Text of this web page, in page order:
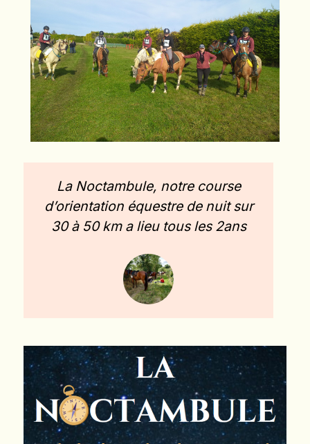
La Noctambule, notre course
d’orientation équestre de nuit sur
30 à 50 km a lieu tous les 2ans